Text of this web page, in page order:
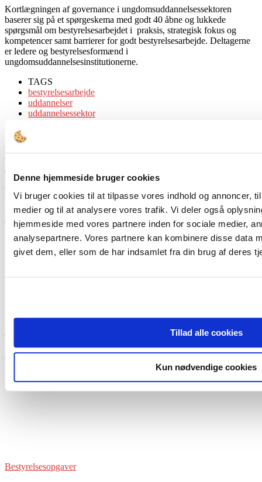
Denne hjemmeside bruger cookies
Vi bruger cookies til at tilpasse vores indhold og annoncer,
medier og til at analysere vores trafik. Vi deler også
hjemmeside med vores partnere inden for sociale medier,
analysepartnere. Vores partnere kan kombinere disse data
givet dem, eller som de har indsamlet fra din brug af deres
Tillad alle cookies
Kun nødvendige cookies
Kortlægningen af governance i ungdomsuddannelsessektoren
baserer sig på et spørgeskema med godt 40 åbne og lukkede
spørgsmål om bestyrelsesarbejdet i praksis, strategisk fokus og
kompetencer samt barrierer for godt bestyrelsesarbejde. Deltagerne
er ledere og bestyrelsesformænd i
ungdomsuddannelsesinstitutionerne.
TAGS
bestyrelsesarbejde
uddannelser
uddannelsessektor
Share
Print
Linkedin
Tidligere artikelSidste chance for tilmelding til Årets Offentlige
Bestyrelseskonference
Næste artikel Inspiration, viden og en rigtig god oplevelse
RELATEREDE ARTIKLER MERE FRA FORFATTEREN
Er kulturbestyrelserne bæredygtige?
Bestyrelsesopgaver